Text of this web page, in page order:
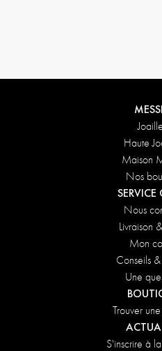
Haute
Maison
Nos
SERVICE
Nous
Livraison
Mon
Conseils
Une
Trouver
S'inscrire à